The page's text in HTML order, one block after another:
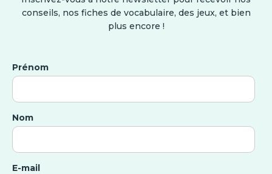
conseils, nos fiches de vocabulaire, des jeux, et bien
plus encore !
Prénom
Nom
E-mail